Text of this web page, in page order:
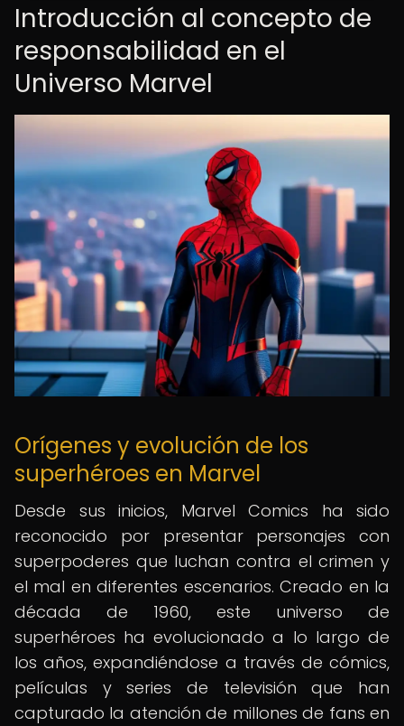
Introducción al concepto de
responsabilidad en el
Universo Marvel
Orígenes y evolución de los
superhéroes en Marvel
Desde sus inicios, Marvel Comics ha sido
reconocido por presentar personajes con
superpoderes que luchan contra el crimen y
el mal en diferentes escenarios. Creado en la
década de 1960, este universo de
superhéroes ha evolucionado a lo largo de
los años, expandiéndose a través de cómics,
películas y series de televisión que han
capturado la atención de millones de fans en